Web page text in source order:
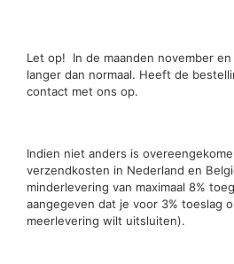
Let op! In de maanden november
langer dan normaal. Heeft de
contact met ons op.
Indien niet anders is
verzendkosten in Nederland en
minderlevering van maximaal 8%
aangegeven dat je voor 3% toeslag
meerlevering wilt uitsluiten).